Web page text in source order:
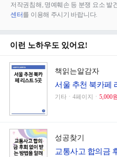
저작권침해, 명예훼손 등 분쟁 요소 발
센터를 이용해 주시기 바랍니다.
이런 노하우도 있어요!
책읽는알감자
서울 추천 북카페
기타ㆍ4페이지ㆍ 5,000
성공찾기
교통사고 합의금